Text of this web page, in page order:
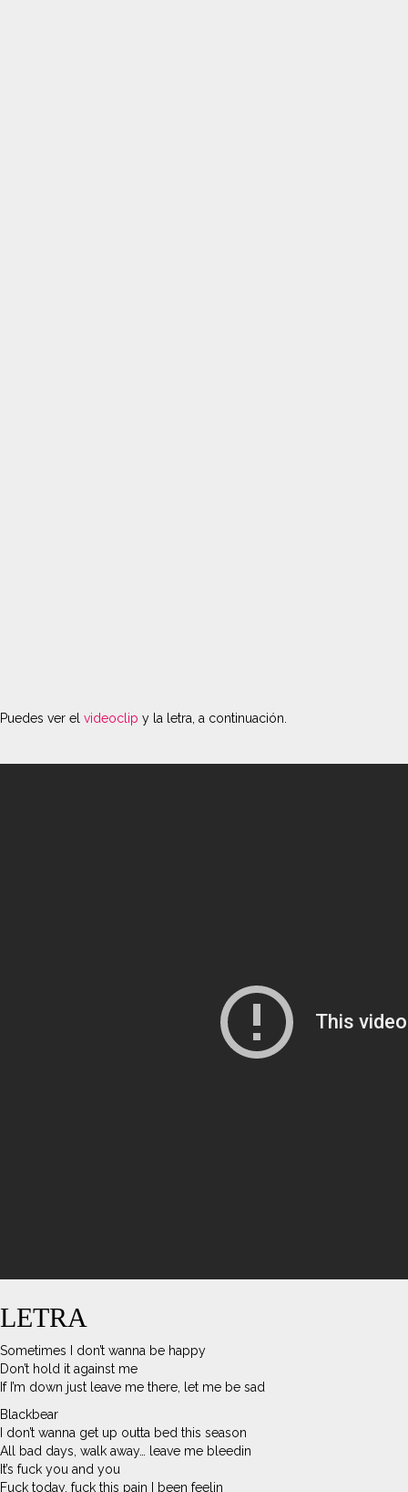
Puedes ver el videoclip y la letra, a continuación.
LETRA
Sometimes I don’t wanna be happy
Don’t hold it against me
If I’m down just leave me there, let me be sad
Blackbear
I don’t wanna get up outta bed this season
All bad days, walk away… leave me bleedin
It’s fuck you and you
Fuck today, fuck this pain I been feelin